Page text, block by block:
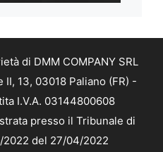
di DMM COMPANY SRL
13, 03018 Paliano (FR) -
I.V.A. 03144800608
presso il Tribunale di
2022 del 27/04/2022